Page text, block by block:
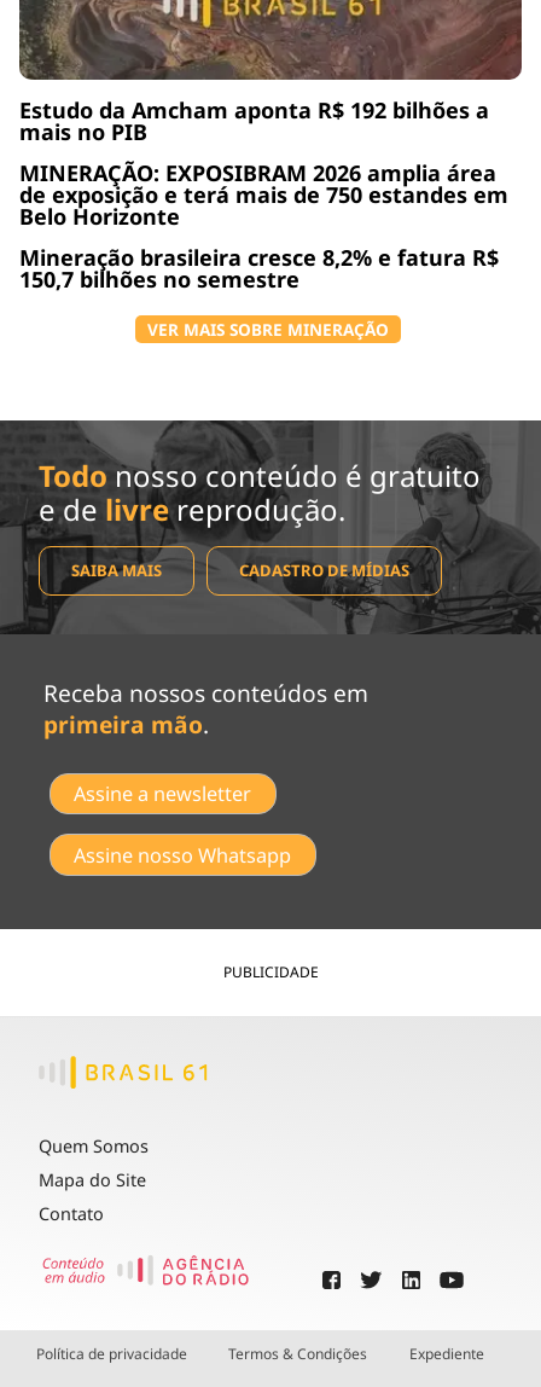
Estudo da Amcham aponta R$ 192 bilhões a
mais no PIB
MINERAÇÃO: EXPOSIBRAM 2026 amplia área
de exposição e terá mais de 750 estandes em
Belo Horizonte
Mineração brasileira cresce 8,2% e fatura R$
150,7 bilhões no semestre
VER MAIS SOBRE MINERAÇÃO
Todo nosso conteúdo é gratuito
e de livrereprodução.
SAIBA MAIS CADASTRO DE MÍDIAS
Receba nossos conteúdos em
primeira mão.
Assine a newsletter
Assine nosso Whatsapp
PUBLICIDADE
Quem Somos
Mapa do Site
Contato
Política de privacidade Termos & Condições Expediente